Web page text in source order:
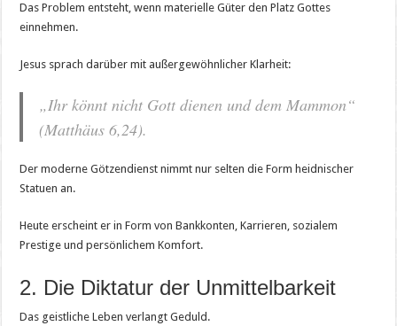
Das Problem entsteht, wenn materielle Güter den Platz Gottes
einnehmen.
Jesus sprach darüber mit außergewöhnlicher Klarheit:
„Ihr könnt nicht Gott dienen und dem Mammon“
(Matthäus 6,24).
Der moderne Götzendienst nimmt nur selten die Form heidnischer
Statuen an.
Heute erscheint er in Form von Bankkonten, Karrieren, sozialem
Prestige und persönlichem Komfort.
2. Die Diktatur der Unmittelbarkeit
Das geistliche Leben verlangt Geduld.